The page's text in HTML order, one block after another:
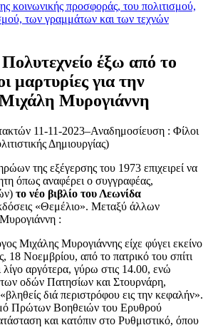
κοινωνικής προσφοράς, του πολιτισμού,
των γραμμάτων και των τεχνών
έξω από το
μαρτυρίες για την
Μυρογιάννη
11-11-2023–Αναδημοσίευση : Φίλοι
Δημιουργίας)
της εξέγερσης του 1973 επιχειρεί να
όπως αναφέρει ο συγγραφέας,
το νέο βιβλίο του Λεωνίδα
«Θεμέλιο». Μεταξύ άλλων
:
Μιχάλης Μυρογιάννης είχε φύγει εκείνο
18 Νοεμβρίου, από το πατρικό του σπίτι
αργότερα, γύρω στις 14.00, ενώ
οδών Πατησίων και Στουρνάρη,
διά περιστρόφου εις την κεφαλήν».
Πρώτων Βοηθειών του Ερυθρού
και κατόπιν στο Ρυθμιστικό, όπου